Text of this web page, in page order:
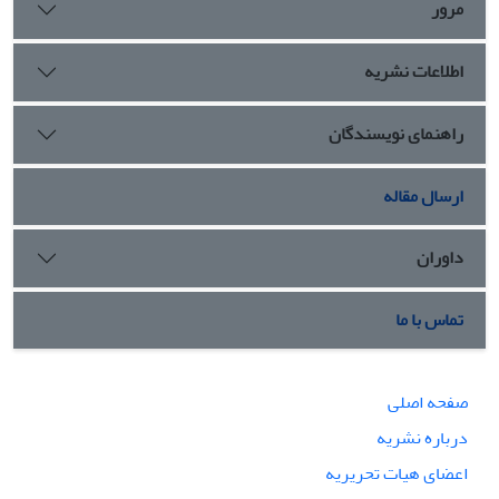
مرور
اطلاعات نشریه
راهنمای نویسندگان
ارسال مقاله
داوران
تماس با ما
صفحه اصلی
درباره نشریه
اعضای هیات تحریریه